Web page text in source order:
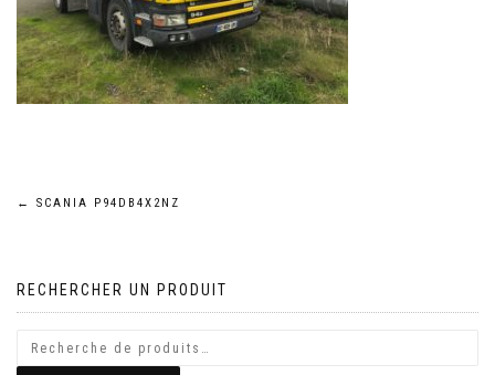
Navigation
l’article
← SCANIA P94DB4X2NZ
RECHERCHER UN PRODUIT